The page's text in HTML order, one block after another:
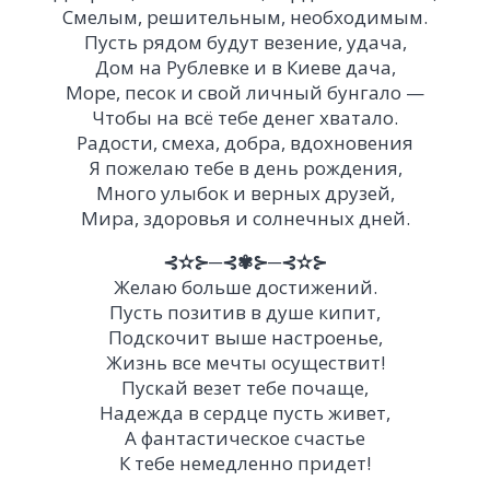
Смелым, решительным, необходимым.
Пусть рядом будут везение, удача,
Дом на Рублевке и в Киеве дача,
Море, песок и свой личный бунгало —
Чтобы на всё тебе денег хватало.
Радости, смеха, добра, вдохновения
Я пожелаю тебе в день рождения,
Много улыбок и верных друзей,
Мира, здоровья и солнечных дней.
⊰✫⊱─⊰✾⊱─⊰✫⊱
Желаю больше достижений.
Пусть позитив в душе кипит,
Подскочит выше настроенье,
Жизнь все мечты осуществит!
Пускай везет тебе почаще,
Надежда в сердце пусть живет,
А фантастическое счастье
К тебе немедленно придет!